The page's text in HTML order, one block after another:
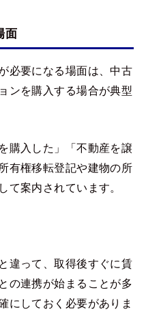
面
必要になる場面は、中古
ンを購入する場合が典型
購入した」「不動産を譲
有権移転登記や建物の所
て案内されています。
違って、取得後すぐに賃
の連携が始まることが多
にしておく必要がありま